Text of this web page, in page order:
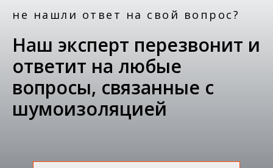
не нашли ответ на свой вопрос?
Наш эксперт перезвонит и
ответит на любые
вопросы, связанные с
шумоизоляцией